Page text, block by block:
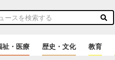
祉・医療 歴史・文化 教育